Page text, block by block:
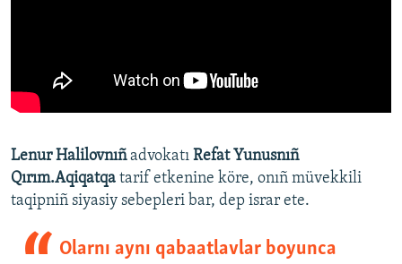
Lenur Halilovnıñadvokatı Refat Yunusnıñ
Qırım.Aqiqatqa tarif etkenine köre, onıñ müvekkili
taqipniñ siyasiy sebepleri bar, dep israr ete.
Olarnı aynı qabaatlavlar boyunca